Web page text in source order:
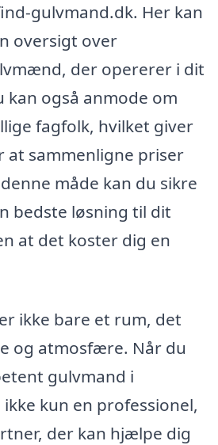
gulvmand.dk. Her kan
oversigt over
der opererer i dit
kan også anmode om
fagfolk, hvilket giver
at sammenligne priser
måde kan du sikre
bedste løsning til dit
at det koster dig en
ikke bare et rum, det
og atmosfære. Når du
gulvmand i
kun en professionel,
der kan hjælpe dig